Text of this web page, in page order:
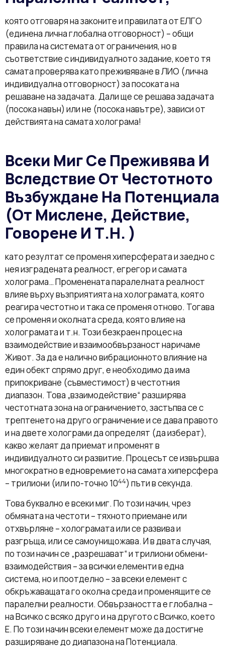
която отговаря на законите и правилата от ЕЛГО
(единена лична глобална отговорност) – общи
правила на системата от ограничения, но в
съответствие с индивидуалното задание, което тя
самата проверява като преживяване в ЛИО (лична
индивидуална отговорност) за посоката на
решаване на задачата. Дали ще се решава задачата
(посока навън) или не (посока навътре), зависи от
действията на самата холограма!
Всеки Миг Се Преживява И
Вследствие От Честотното
Възбуждане На Потенциала
(от Мислене, Действие,
Говорене И Т.н. )
като резултат се променя хиперсферата и заедно с
нея изградената реалност, егрегор и самата
холограма… Променената паралелната реалност
влияе върху възприятията на холограмата, която
реагира честотно и така се променя отново. Тогава
се променя и околната среда, която влияе на
холограмата и т.н. Този безкраен процес на
взаимодействие и взаимообвързаност наричаме
Живот. За да е налично вибрационното влияние на
един обект спрямо друг, е необходимо да има
припокриване (съвместимост) в честотния
диапазон. Това „взаимодействие“ разширява
честотната зона на ограничението, застъпва се с
трептенето на друго ограничение и се дава правото
и на двете холограми да определят (да изберат),
какво желаят да приемат и променят в
индивидуалното си развитие. Процесът се извършва
многократно в едновремието на самата хиперсфера
– трилиони (или по-точно 1044) пъти в секунда.
Това буквално е всеки миг. По този начин, чрез
обмяната на честоти – тяхното приемане или
отхвърляне – холограмата или се развива и
разгръща, или се самоунищожава. И в двата случая,
по този начин се „разрешават“ и трилиони обмени-
взаимодействия – за всички елементи в една
система, но и поотделно – за всеки елемент с
обкръжаващата го околна среда и променящите се
паралелни реалности. Обвързаността е глобална –
на Всичко с всяко друго и на другото с Всичко, което
Е. По този начин всеки елемент може да достигне
разширяване до диапазона на Потенциала.